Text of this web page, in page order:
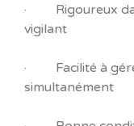
· Rigoureux
vigilant
· Facilité à
simultanément